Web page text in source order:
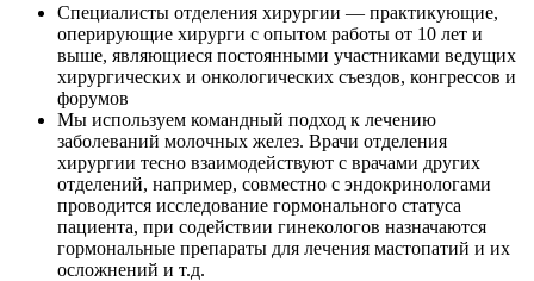
Специалисты отделения хирургии — практикующие,
оперирующие хирурги с опытом работы от 10 лет и
выше, являющиеся постоянными участниками ведущих
хирургических и онкологических съездов, конгрессов и
форумов
Мы используем командный подход к лечению
заболеваний молочных желез. Врачи отделения
хирургии тесно взаимодействуют с врачами других
отделений, например, совместно с эндокринологами
проводится исследование гормонального статуса
пациента, при содействии гинекологов назначаются
гормональные препараты для лечения мастопатий и их
осложнений и т.д.